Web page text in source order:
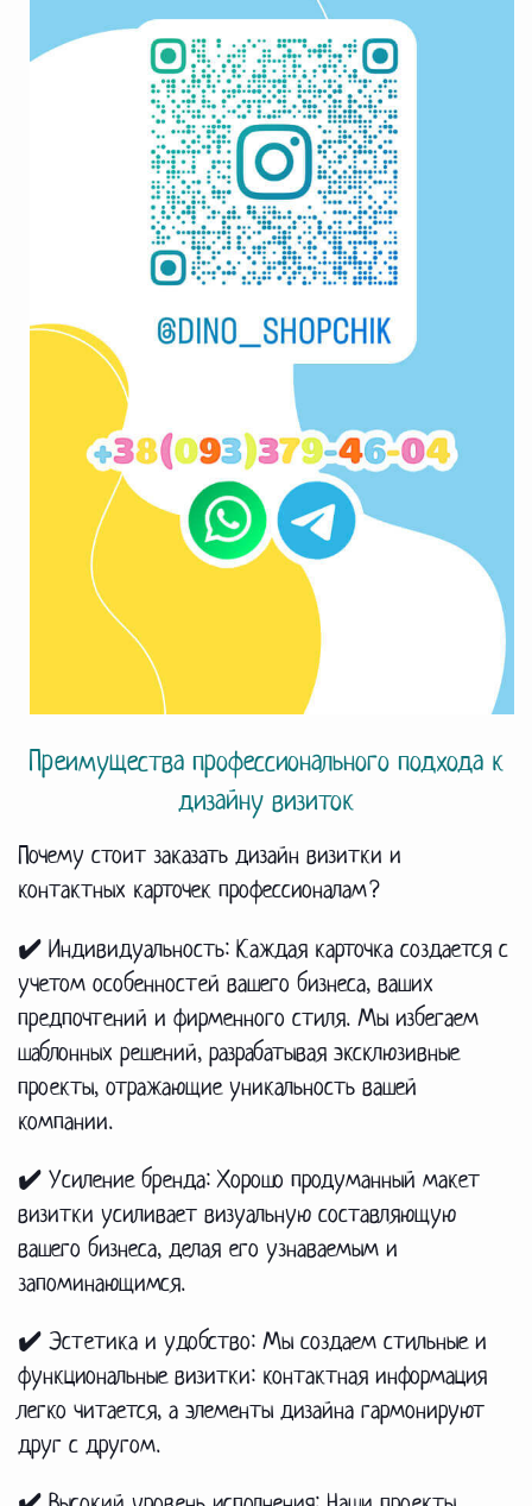
Преимущества профессионального подхода к
дизайну визиток
Почему стоит заказать дизайн визитки и
контактных карточек профессионалам?
✔️ Индивидуальность: Каждая карточка создается с
учетом особенностей вашего бизнеса, ваших
предпочтений и фирменного стиля. Мы избегаем
шаблонных решений, разрабатывая эксклюзивные
проекты, отражающие уникальность вашей
компании.
✔️ Усиление бренда:Хорошо продуманный макет
визитки усиливает визуальную составляющую
вашего бизнеса, делая его узнаваемым и
запоминающимся.
✔️ Эстетика и удобство: Мы создаем стильные и
функциональные визитки: контактная информация
легко читается, а элементы дизайна гармонируют
друг с другом.